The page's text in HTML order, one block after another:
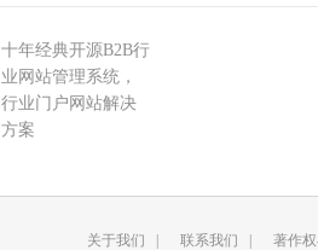
十年经典开源B2B行
业网站管理系统，
行业门户网站解决
方案
关于我们 | 联系我们 | 著作